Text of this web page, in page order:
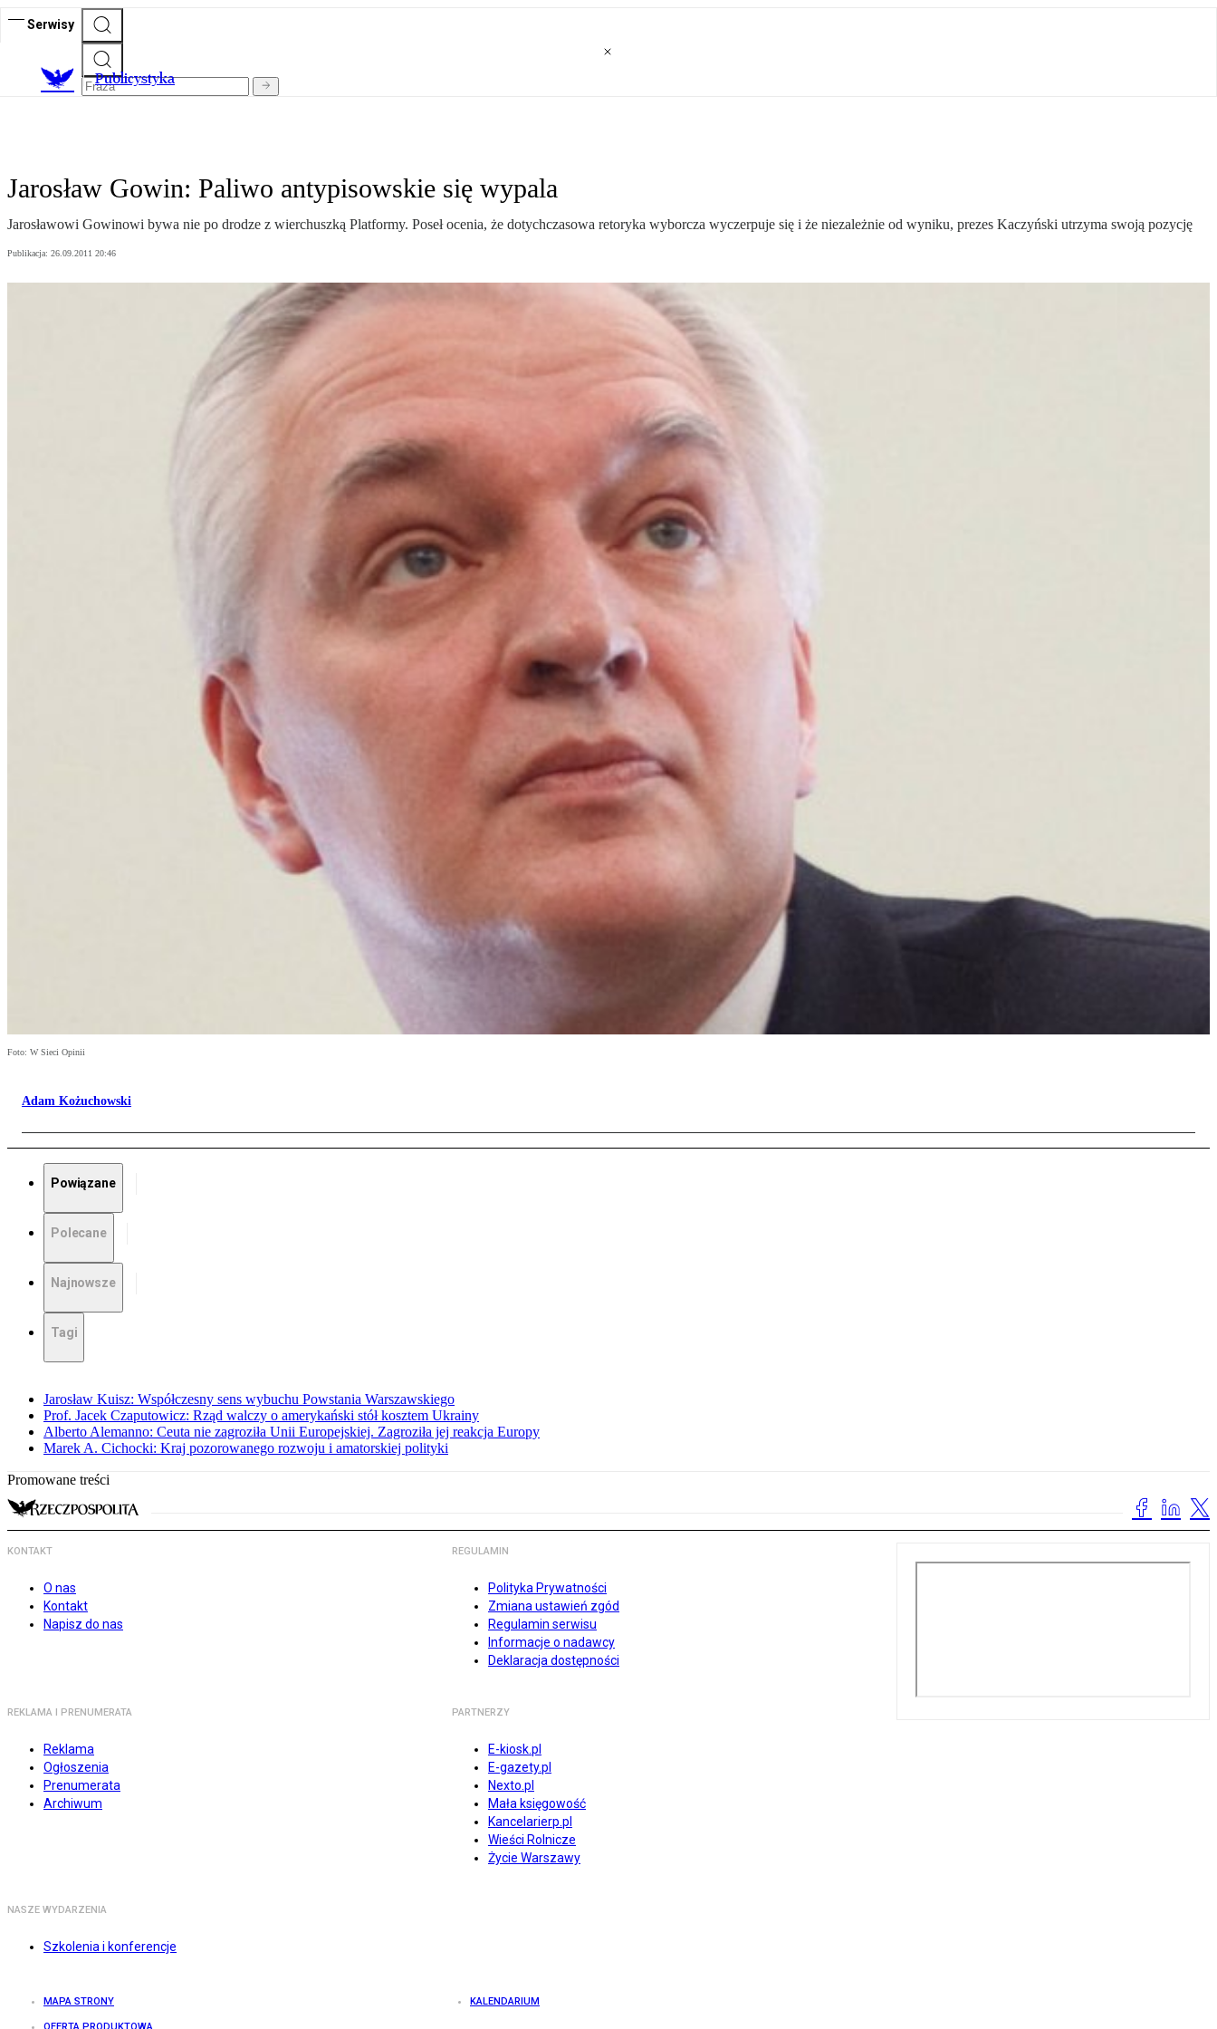
Serwisy
Publicystyka
Jarosław Gowin: Paliwo antypisowskie się wypala
Jarosławowi Gowinowi bywa nie po drodze z wierchuszką Platformy. Poseł ocenia, że dotychczasowa retoryka wyborcza wyczerpuje się i że niezależnie od wyniku, prezes Kaczyński utrzyma swoją pozycję
Publikacja: 26.09.2011 20:46
Foto: W Sieci Opinii
Adam Kożuchowski
Powiązane
Polecane
Najnowsze
Tagi
Jarosław Kuisz: Współczesny sens wybuchu Powstania Warszawskiego
Prof. Jacek Czaputowicz: Rząd walczy o amerykański stół kosztem Ukrainy
Alberto Alemanno: Ceuta nie zagroziła Unii Europejskiej. Zagroziła jej reakcja Europy
Marek A. Cichocki: Kraj pozorowanego rozwoju i amatorskiej polityki
Promowane treści
KONTAKT
O nas
Kontakt
Napisz do nas
REGULAMIN
Polityka Prywatności
Zmiana ustawień zgód
Regulamin serwisu
Informacje o nadawcy
Deklaracja dostępności
REKLAMA I PRENUMERATA
Reklama
Ogłoszenia
Prenumerata
Archiwum
PARTNERZY
E-kiosk.pl
E-gazety.pl
Nexto.pl
Mała księgowość
Kancelarierp.pl
Wieści Rolnicze
Życie Warszawy
NASZE WYDARZENIA
Szkolenia i konferencje
MAPA STRONY KALENDARIUM